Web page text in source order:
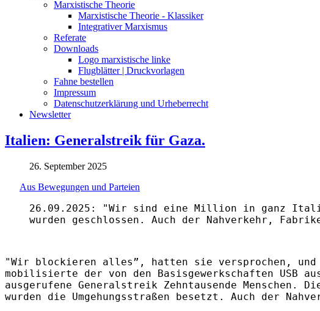
Marxistische Theorie
Marxistische Theorie - Klassiker
Integrativer Marxismus
Referate
Downloads
Logo marxistische linke
Flugblätter | Druckvorlagen
Fahne bestellen
Impressum
Datenschutzerklärung und Urheberrecht
Newsletter
Italien: Generalstreik für Gaza.
26. September 2025
Aus Bewegungen und Parteien
26.09.2025: "Wir sind eine Million in ganz
wurden geschlossen. Auch der Nahverkehr,
"Wir blockieren alles”, hatten sie versprochen,
mobilisierte der von den Basisgewerkschaften USB
ausgerufene Generalstreik Zehntausende Menschen.
wurden die Umgehungsstraßen besetzt. Auch der